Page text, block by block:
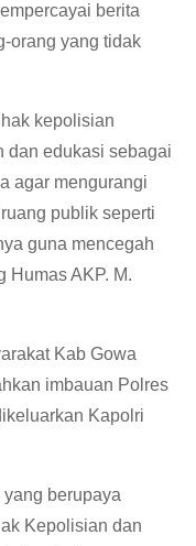
berita
orang yang tidak
kepolisian
dan edukasi sebagai
agar mengurangi
publik seperti
guna mencegah
Humas AKP. M.
Kab Gowa
imbauan Polres
Kapolri
berupaya
Kepolisian dan